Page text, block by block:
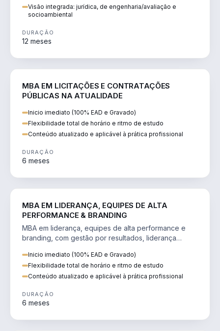
Visão integrada: jurídica, de engenharia/avaliação e
socioambiental
DURAÇÃO
12 meses
MBA EM LICITAÇÕES E CONTRATAÇÕES
PÚBLICAS NA ATUALIDADE
Inicio imediato (100% EAD e Gravado)
Flexibilidade total de horário e ritmo de estudo
Conteúdo atualizado e aplicável à prática profissional
DURAÇÃO
6 meses
MBA EM LIDERANÇA, EQUIPES DE ALTA
PERFORMANCE & BRANDING
MBA em liderança, equipes de alta performance e
branding, com gestão por resultados, liderança
Inicio imediato (100% EAD e Gravado)
Flexibilidade total de horário e ritmo de estudo
Conteúdo atualizado e aplicável à prática profissional
DURAÇÃO
6 meses